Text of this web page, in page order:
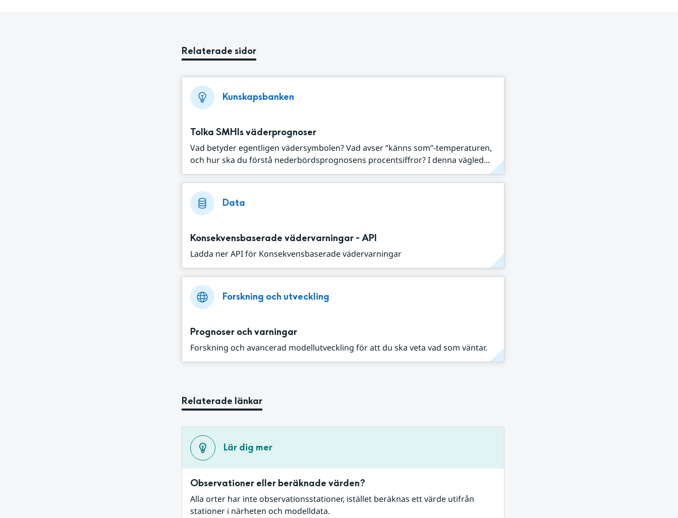
Relaterade sidor
Kunskapsbanken
Tolka SMHIs väderprognoser
Vad betyder egentligen vädersymbolen? Vad avser ”känns som”-temperaturen,
och hur ska du förstå nederbördsprognosens procentsiffror? I denna vägled...
Data
Konsekvensbaserade vädervarningar - API
Ladda ner API för Konsekvensbaserade vädervarningar
Forskning och utveckling
Prognoser och varningar
Forskning och avancerad modellutveckling för att du ska veta vad som väntar.
Relaterade länkar
Lär dig mer
Observationer eller beräknade värden?
Alla orter har inte observationsstationer, istället beräknas ett värde utifrån
stationer i närheten och modelldata.